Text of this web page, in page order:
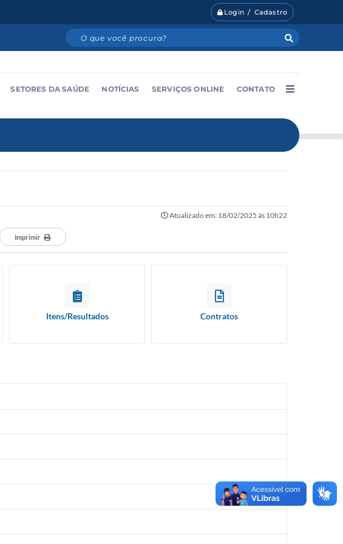
Login / Cadastro
SETORES DA SAÚDE NOTÍCIAS SERVIÇOS ONLINE CONTATO
Atualizado em: 18/02/2025 às 10h22
Imprimir
Itens/Resultados Contratos